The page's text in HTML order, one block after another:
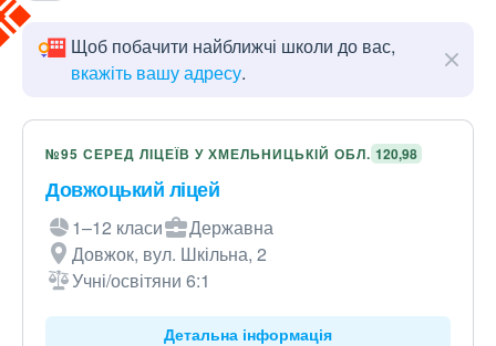
Щоб побачити найближчі школи до вас,
вкажіть вашу адресу.
№95 СЕРЕД ЛІЦЕЇВ У ХМЕЛЬНИЦЬКІЙ ОБЛ. 120,98
Довжоцький ліцей
1–12 класи
Державна
Довжок, вул. Шкільна, 2
Учні/освітяни 6:1
Детальна інформація